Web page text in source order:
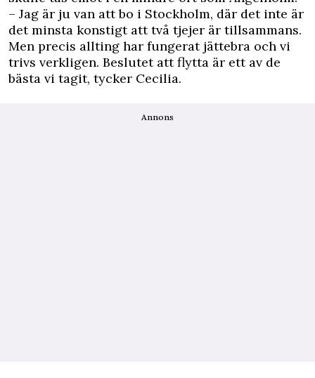
– Jag är ju van att bo i Stockholm, där det inte är
det minsta konstigt att två tjejer är tillsammans.
Men precis allting har fungerat jättebra och vi
trivs verkligen. Beslutet att flytta är ett av de
bästa vi tagit, tycker Cecilia.
Annons